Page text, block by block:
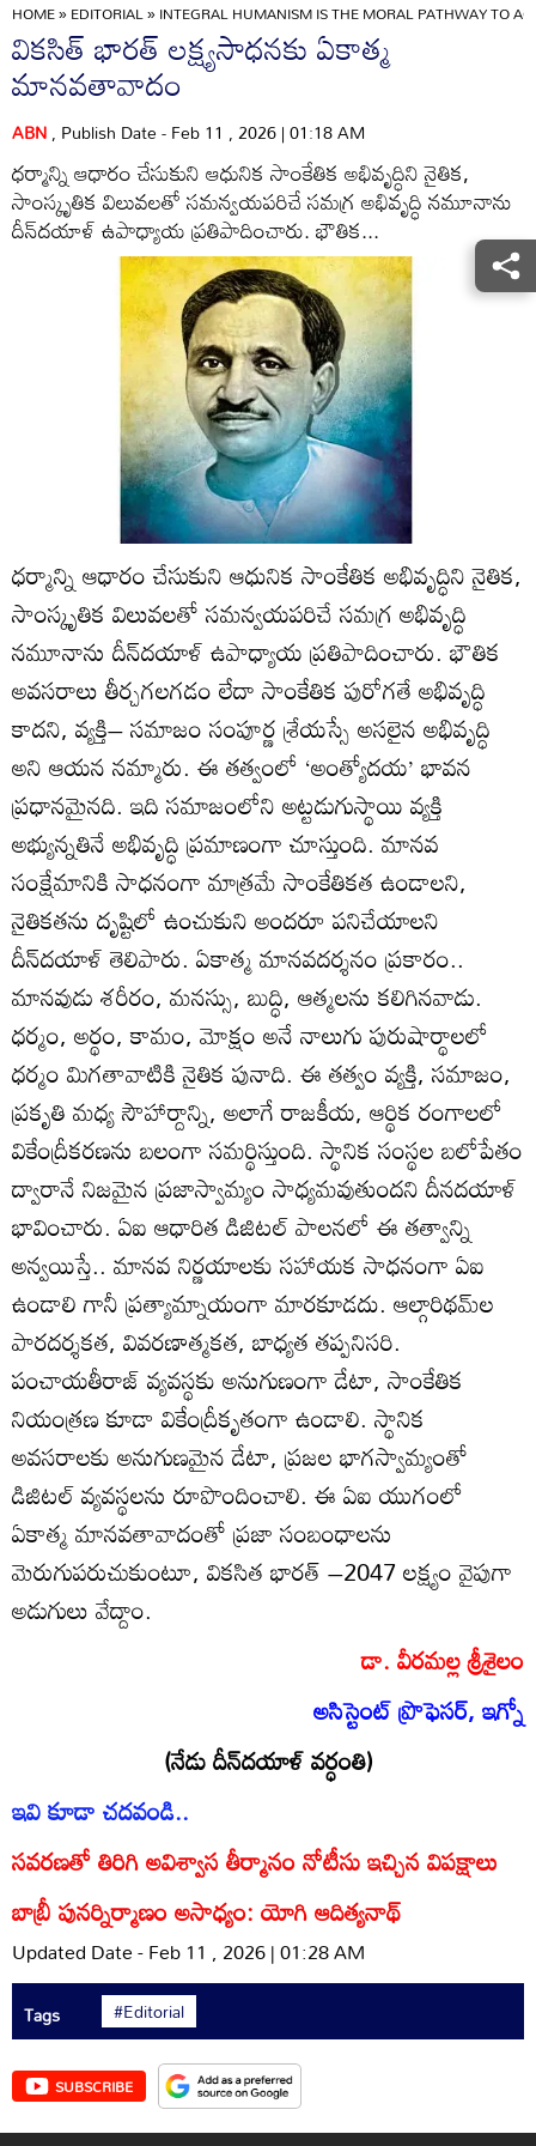
HOME»EDITORIAL»INTEGRAL HUMANISM IS THE MORAL PATHWAY TO
వికసిత్‌ భారత్‌ లక్ష్యసాధనకు ఏకాత్మ
మానవతావాదం
ABN, Publish Date - Feb 11 , 2026 | 01:18 AM
ధర్మాన్ని ఆధారం చేసుకుని ఆధునిక సాంకేతిక అభివృద్ధిని నైతిక,
సాంస్కృతిక విలువలతో సమన్వయపరిచే సమగ్ర అభివృద్ధి నమూనాను
దీన్‌దయాళ్‌ ఉపాధ్యాయ ప్రతిపాదించారు. భౌతిక...
ధర్మాన్ని ఆధారం చేసుకుని ఆధునిక సాంకేతిక అభివృద్ధిని నైతిక,
సాంస్కృతిక విలువలతో సమన్వయపరిచే సమగ్ర అభివృద్ధి
నమూనాను దీన్‌దయాళ్‌ ఉపాధ్యాయ ప్రతిపాదించారు. భౌతిక
అవసరాలు తీర్చగలగడం లేదా సాంకేతిక పురోగతే అభివృద్ధి
కాదని, వ్యక్తి– సమాజం సంపూర్ణ శ్రేయస్సే అసలైన అభివృద్ధి
అని ఆయన నమ్మారు. ఈ తత్వంలో ‘అంత్యోదయ’ భావన
ప్రధానమైనది. ఇది సమాజంలోని అట్టడుగుస్థాయి వ్యక్తి
అభ్యున్నతినే అభివృద్ధి ప్రమాణంగా చూస్తుంది. మానవ
సంక్షేమానికి సాధనంగా మాత్రమే సాంకేతికత ఉండాలని,
నైతికతను దృష్టిలో ఉంచుకుని అందరూ పనిచేయాలని
దీన్‌దయాళ్‌ తెలిపారు. ఏకాత్మ మానవదర్శనం ప్రకారం..
మానవుడు శరీరం, మనస్సు, బుద్ధి, ఆత్మలను కలిగినవాడు.
ధర్మం, అర్థం, కామం, మోక్షం అనే నాలుగు పురుషార్థాలలో
ధర్మం మిగతావాటికి నైతిక పునాది. ఈ తత్వం వ్యక్తి, సమాజం,
ప్రకృతి మధ్య సౌహార్దాన్ని, అలాగే రాజకీయ, ఆర్థిక రంగాలలో
వికేంద్రీకరణను బలంగా సమర్థిస్తుంది. స్థానిక సంస్థల బలోపేతం
ద్వారానే నిజమైన ప్రజాస్వామ్యం సాధ్యమవుతుందని దీనదయాళ్‌
భావించారు. ఏఐ ఆధారిత డిజిటల్ పాలనలో ఈ తత్వాన్ని
అన్వయిస్తే.. మానవ నిర్ణయాలకు సహాయక సాధనంగా ఏఐ
ఉండాలి గానీ ప్రత్యామ్నాయంగా మారకూడదు. ఆల్గారిథమ్‌ల
పారదర్శకత, వివరణాత్మకత, బాధ్యత తప్పనిసరి.
పంచాయతీరాజ్ వ్యవస్థకు అనుగుణంగా డేటా, సాంకేతిక
నియంత్రణ కూడా వికేంద్రీకృతంగా ఉండాలి. స్థానిక
అవసరాలకు అనుగుణమైన డేటా, ప్రజల భాగస్వామ్యంతో
డిజిటల్ వ్యవస్థలను రూపొందించాలి. ఈ ఏఐ యుగంలో
ఏకాత్మ మానవతావాదంతో ప్రజా సంబంధాలను
మెరుగుపరుచుకుంటూ, వికసిత భారత్ –2047 లక్ష్యం వైపుగా
అడుగులు వేద్దాం.
డా. వీరమల్ల శ్రీశైలం
అసిస్టెంట్ ప్రొఫెసర్, ఇగ్నో
(నేడు దీన్‌దయాళ్‌ వర్ధంతి)
ఇవి కూడా చదవండి..
సవరణతో తిరిగి అవిశ్వాస తీర్మానం నోటీసు ఇచ్చిన విపక్షాలు
బాబ్రీ పునర్నిర్మాణం అసాధ్యం: యోగి ఆదిత్యనాథ్
Updated Date - Feb 11 , 2026 | 01:28 AM
Tags #Editorial
SUBSCRIBE